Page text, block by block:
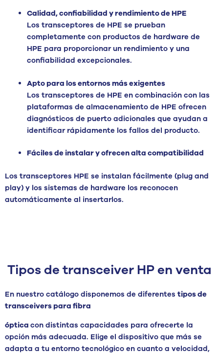
Calidad, confiabilidad y rendimiento de HPE
Los transceptores de HPE se prueban
completamente con productos de hardware de
HPE para proporcionar un rendimiento y una
confiabilidad excepcionales.
Apto para los entornos más exigentes
Los transceptores de HPE en combinación con las
plataformas de almacenamiento de HPE ofrecen
diagnósticos de puerto adicionales que ayudan a
identificar rápidamente los fallos del producto.
Fáciles de instalar y ofrecen alta compatibilidad
Los transceptores HPE se instalan fácilmente (plug and
play) y los sistemas de hardware los reconocen
automáticamente al insertarlos.
Tipos de transceiver HP en venta
En nuestro catálogo disponemos de diferentes tipos de
transceivers para fibra
óptica con distintas capacidades para ofrecerte la
opción más adecuada. Elige el dispositivo que más se
adapta a tu entorno tecnológico en cuanto a velocidad,